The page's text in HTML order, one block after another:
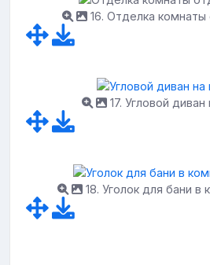
16. Отделка
17. Угловой диван
18. Уголок для бани в